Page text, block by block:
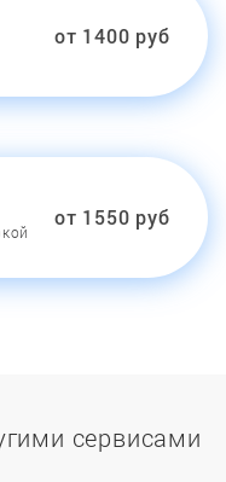
от 1400 руб
от 1550 руб
сервисами